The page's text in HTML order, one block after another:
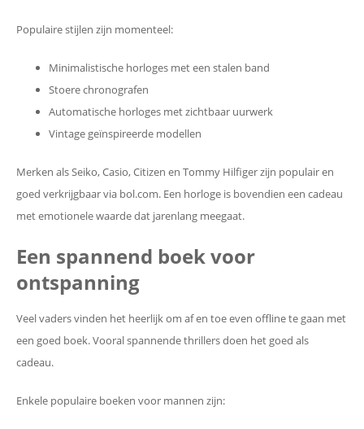
Populaire stijlen zijn momenteel:
Minimalistische horloges met een stalen band
Stoere chronografen
Automatische horloges met zichtbaar uurwerk
Vintage geïnspireerde modellen
Merken als Seiko, Casio, Citizen en Tommy Hilfiger zijn populair en
goed verkrijgbaar via bol.com. Een horloge is bovendien een cadeau
met emotionele waarde dat jarenlang meegaat.
Een spannend boek voor
ontspanning
Veel vaders vinden het heerlijk om af en toe even offline te gaan met
een goed boek. Vooral spannende thrillers doen het goed als
cadeau.
Enkele populaire boeken voor mannen zijn: